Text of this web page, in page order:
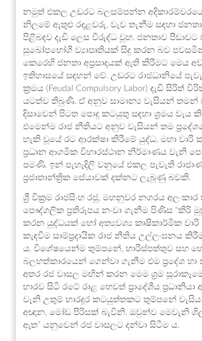
නමුත් එකල උඩරට බලසම්පන්න
නිලමේ ඇතුළු රදළවරු, වැව තැනීම සඳහා
පිළිබඳව දැඩි ලෙස විරුද්ධ වූහ. ජනතාව
සුඛෝපභෝගී ව්‍යාපෘතියක් සිදු කරන බව
කෙරෙහි ජනතා අප්‍රසාදයක් ඇති කිරීමට මෙය
ඉතිහාසයේ සඳහන් වේ. උඩරට රාජධානියේ
ක්‍රමය (Feudal Compulsory Labor) දැඩි
යටත්ව තිබුණි. ඒ අනුව සාමාන්‍ය වැසියන්
දිසාවෙන් පිටත පොදු කටයුතු සඳහා ශ්‍රමය වැය
එමෙන්ම රාජ නීතියට අනුව වැසියන් තම
හැකි වූයේ රට ආරක්ෂා කිරීමේ යුද්ධ, මහා
ප්‍රධාන ආගමික විහාරස්ථාන නිර්මාණය වැනි
පමණි. ඉන් පැහැදිලි වනුයේ එකල පැවැති
ප්‍රජාතාන්ත්‍රික සේයාවක් දක්නට ලැබුණු බවකි.
ශ්‍රී වික්‍රම රාජසිංහ රජු, මහනුවර නගරය
පෞද්ගලික ප්‍රතිරූපය නංවා ගැනීම පිණිස “කිරි
කරන යුද්ධයක් හෝ අත්‍යවශ්‍ය කෘෂිකාර්මික
කැඳවීම සාම්ප්‍රදායික රාජ නීතිය උල්ලංඝනය
ය. විශේෂයෙන්ම තුම්පනේ, හාරිස්පත්තුව සහ
බලහත්කාරයෙන් ගෙන්වා ගැනීම එම ප්‍රදේශ
අතර රජ වාසල මඟින් කරන මෙම ශ්‍රම
භාරව සිටි රටේ රාළ හෙවත් ප්‍රාදේශීය
වැනි උතුම් භාරදූර කටයුත්තකට තුම්පනේ
අඥාන, මෝඩ පිරිසක් බැවිනි. ඔවුන්ව මෙවැනි
ඇත” යනුවෙන් රජ වාසලට දන්වා සිටීම ය.